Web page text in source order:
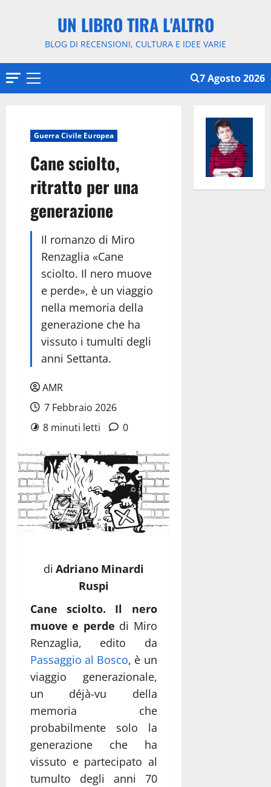
UN LIBRO TIRA L'ALTRO
BLOG DI RECENSIONI, CULTURA E IDEE VARIE
Menu
7 Agosto 2026
Guerra Civile Europea
Cane sciolto,
ritratto per una
generazione
Il romanzo di Miro
Renzaglia «Cane
sciolto. Il nero muove
e perde», è un viaggio
nella memoria della
generazione che ha
vissuto i tumulti degli
anni Settanta.
AMR
7 Febbraio 2026
8 minuti letti
0
di Adriano Minardi
Ruspi
Cane sciolto. Il nero
muove e perde di Miro
Renzaglia, edito da
Passaggio al Bosco, è un
viaggio generazionale,
un déjà-vu della
memoria che
probabilmente solo la
generazione che ha
vissuto e partecipato al
tumulto degli anni 70